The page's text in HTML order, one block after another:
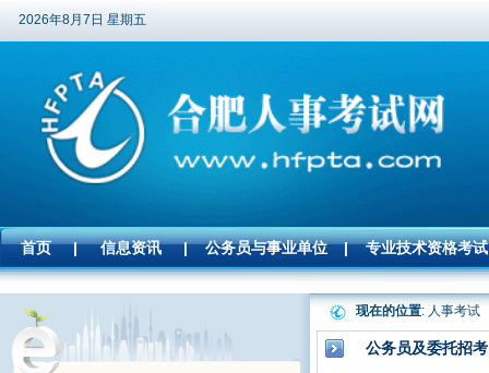
2026年8月7日 星期五
首页 | 信息资讯 | 公务员与事业单位 | 专业技术资格考试
现在的位置: 人事考试
公务员及委托招考